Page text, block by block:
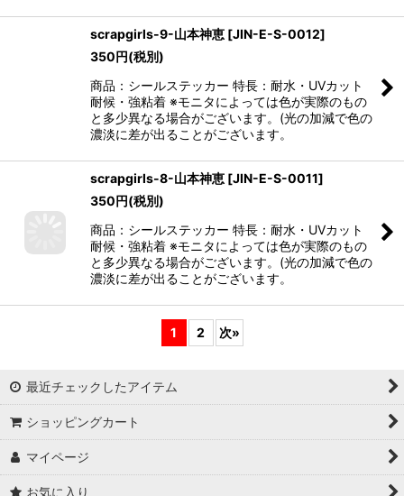
scrapgirls-9-山本神恵 [JIN-E-S-0012]
350円(税別)
商品：シールステッカー 特長：耐水・UVカット
耐候・強粘着 ※モニタによっては色が実際のもの
と多少異なる場合がございます。(光の加減で色の
濃淡に差が出ることがございます。
scrapgirls-8-山本神恵 [JIN-E-S-0011]
350円(税別)
商品：シールステッカー 特長：耐水・UVカット
耐候・強粘着 ※モニタによっては色が実際のもの
と多少異なる場合がございます。(光の加減で色の
濃淡に差が出ることがございます。
1 2 次»
最近チェックしたアイテム
ショッピングカート
マイページ
お気に入り